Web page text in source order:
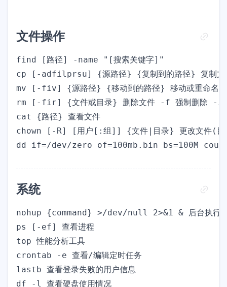
文件操作
find [路径] -name "[搜索关键字]"
cp [-adfilprsu] {源路径} {复制到的路径} 复制文件
mv [-fiv] {源路径} {移动到的路径} 移动或重命名
rm [-fir] {文件或目录} 删除文件 -f 强制删除 -i 再
cat {路径} 查看文件
chown [-R] [用户[:组]] {文件|目录} 更改文件(目
系统
nohup {command} >/dev/null 2>&1 & 后台执行命
ps [-ef] 查看进程
top 性能分析工具
crontab -e 查看/编辑定时任务
lastb 查看登录失败的用户信息
df -l 查看硬盘使用情况